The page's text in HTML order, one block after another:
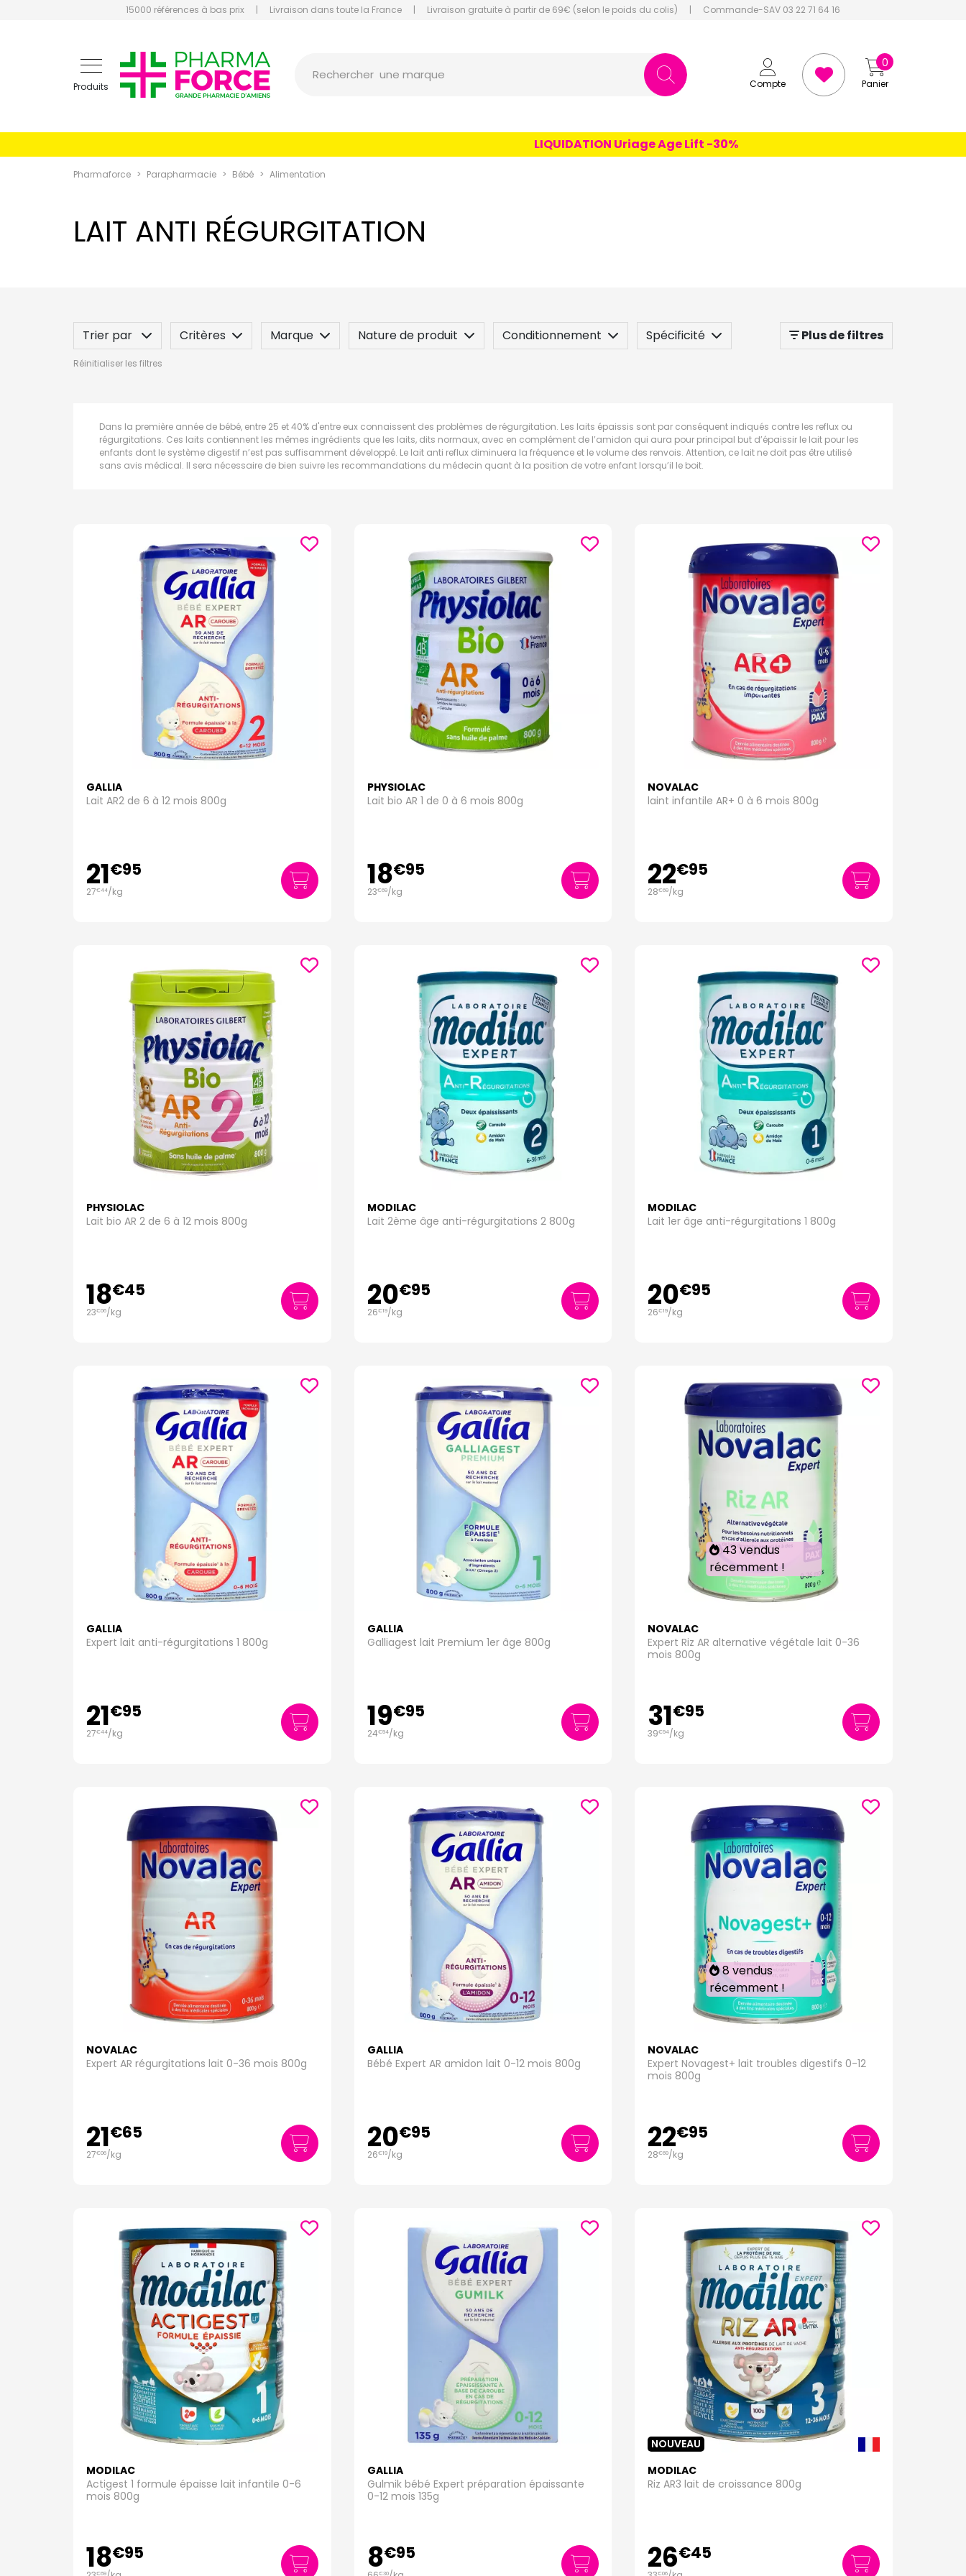
15000 références à bas prix | Livraison dans toute la France | Livraison gratuite à partir de 69€ (selon le poids du colis) | Commande-SAV 03 22 71 64 16
Produits Compte Panier
0
Rechercher un conseil
une marque
LIQUIDATION Uriage Age Lift -30%
Pharmaforce Parapharmacie Bébé Alimentation
LAIT ANTI RÉGURGITATION
Trier par Critères Marque Nature de produit Conditionnement
Spécificité
Label
Plus de filtres
Réinitialiser les filtres
Dans la première année de bébé, entre 25 et 40% d'entre eux connaissent des problèmes de régurgitation. Les laits épaissis sont par conséquent indiqués contre les reflux ou
régurgitations. Ces laits contiennent les mêmes ingrédients que les laits, dits normaux, avec en complément de l’amidon qui aura pour principal but d’épaissir le lait pour les
enfants dont le système digestif n’est pas suffisamment développé. Le lait anti reflux diminuera la fréquence et le volume des renvois. Attention, ce lait ne doit pas être utilisé
sans avis médical. Il sera nécessaire de bien suivre les recommandations du médecin quant à la position de votre enfant lorsqu’il le boit.
GALLIA
Lait AR2 de 6 à 12 mois 800g
21€95
27€44/kg
PHYSIOLAC
Lait bio AR 1 de 0 à 6 mois 800g
18€95
23€69/kg
NOVALAC
laint infantile AR+ 0 à 6 mois 800g
22€95
28€69/kg
PHYSIOLAC
Lait bio AR 2 de 6 à 12 mois 800g
18€45
23€06/kg
MODILAC
Lait 2ème âge anti-régurgitations 2 800g
20€95
26€19/kg
MODILAC
Lait 1er âge anti-régurgitations 1 800g
20€95
26€19/kg
GALLIA
Expert lait anti-régurgitations 1 800g
21€95
27€44/kg
GALLIA
Galliagest lait Premium 1er âge 800g
19€95
24€94/kg
43 vendus
récemment !
NOVALAC
Expert Riz AR alternative végétale lait 0-36
mois 800g
31€95
39€94/kg
NOVALAC
Expert AR régurgitations lait 0-36 mois 800g
21€65
27€06/kg
GALLIA
Bébé Expert AR amidon lait 0-12 mois 800g
20€95
26€19/kg
8 vendus
récemment !
NOVALAC
Expert Novagest+ lait troubles digestifs 0-12
mois 800g
22€95
28€69/kg
MODILAC
Actigest 1 formule épaisse lait infantile 0-6
mois 800g
18€95
€69
GALLIA
Gulmik bébé Expert préparation épaissante
0-12 mois 135g
8€95
€30
NOUVEAU
MODILAC
Riz AR3 lait de croissance 800g
26€45
€06